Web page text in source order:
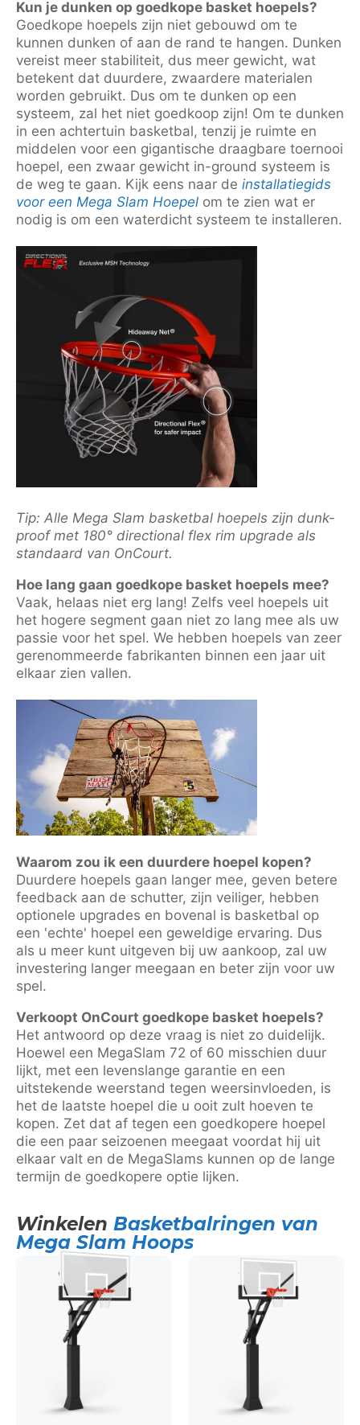
Kun je dunken op goedkope basket hoepels?
Goedkope hoepels zijn niet gebouwd om te
kunnen dunken of aan de rand te hangen. Dunken
vereist meer stabiliteit, dus meer gewicht, wat
betekent dat duurdere, zwaardere materialen
worden gebruikt. Dus om te dunken op een
systeem, zal het niet goedkoop zijn! Om te dunken
in een achtertuin basketbal, tenzij je ruimte en
middelen voor een gigantische draagbare toernooi
hoepel, een zwaar gewicht in-ground systeem is
de weg te gaan. Kijk eens naar de installatiegids
voor een Mega Slam Hoepel om te zien wat er
nodig is om een waterdicht systeem te installeren.
Tip: Alle Mega Slam basketbal hoepels zijn dunk-
proof met 180° directional flex rim upgrade als
standaard van OnCourt.
Hoe lang gaan goedkope basket hoepels mee?
Vaak, helaas niet erg lang! Zelfs veel hoepels uit
het hogere segment gaan niet zo lang mee als uw
passie voor het spel. We hebben hoepels van zeer
gerenommeerde fabrikanten binnen een jaar uit
elkaar zien vallen.
Waarom zou ik een duurdere hoepel kopen?
Duurdere hoepels gaan langer mee, geven betere
feedback aan de schutter, zijn veiliger, hebben
optionele upgrades en bovenal is basketbal op
een 'echte' hoepel een geweldige ervaring. Dus
als u meer kunt uitgeven bij uw aankoop, zal uw
investering langer meegaan en beter zijn voor uw
spel.
Verkoopt OnCourt goedkope basket hoepels?
Het antwoord op deze vraag is niet zo duidelijk.
Hoewel een MegaSlam 72 of 60 misschien duur
lijkt, met een levenslange garantie en een
uitstekende weerstand tegen weersinvloeden, is
het de laatste hoepel die u ooit zult hoeven te
kopen. Zet dat af tegen een goedkopere hoepel
die een paar seizoenen meegaat voordat hij uit
elkaar valt en de MegaSlams kunnen op de lange
termijn de goedkopere optie lijken.
Winkelen Basketbalringen van
Mega Slam Hoops